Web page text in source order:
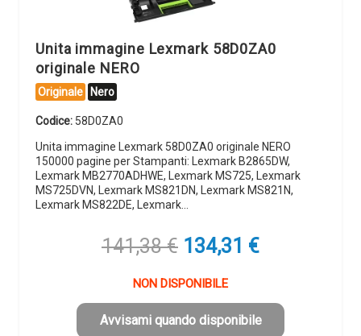
Unita immagine Lexmark 58D0ZA0
originale NERO
Originale Nero
Codice: 58D0ZA0
Unita immagine Lexmark 58D0ZA0 originale NERO
150000 pagine per Stampanti: Lexmark B2865DW,
Lexmark MB2770ADHWE, Lexmark MS725, Lexmark
MS725DVN, Lexmark MS821DN, Lexmark MS821N,
Lexmark MS822DE, Lexmark…
141,38€ Il
originale
era:
141,38 €.
134,31 €Il
è:
134,31 €.
NON DISPONIBILE
Avvisami quando disponibile